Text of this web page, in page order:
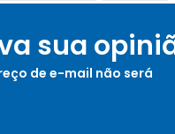
sua
de e-mail não será